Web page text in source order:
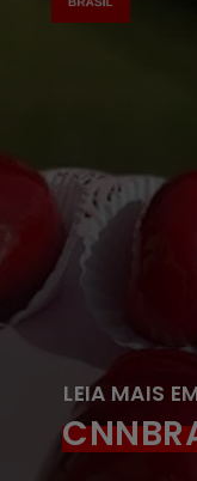
LEIA MAIS